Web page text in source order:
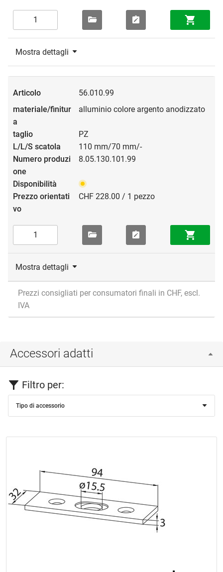
Mostra dettagli
56.010.99
alluminio colore argento anodizzato
PZ
110 mm/70 mm/-
8.05.130.101.99
CHF 228.00 / 1 pezzo
Mostra dettagli
Prezzi consigliati per consumatori finali in CHF, escl.
IVA
Accessori adatti
Filtro per:
Tipo di accessorio